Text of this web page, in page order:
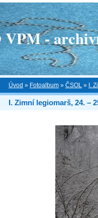
-
Úvod » Fotoalbum » ČSOL » I.
I. Zimní legiomarš, 24. –